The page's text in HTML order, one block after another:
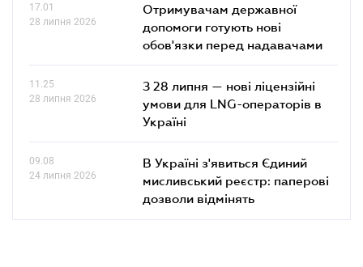
17.01
28 липня 2026
Отримувачам державної
допомоги готують нові
обов'язки перед надавачами
11.25
28 липня 2026
З 28 липня — нові ліцензійні
умови для LNG-операторів в
Україні
09.08
24 липня 2026
В Україні з'явиться Єдиний
мисливський реєстр: паперові
дозволи відмінять